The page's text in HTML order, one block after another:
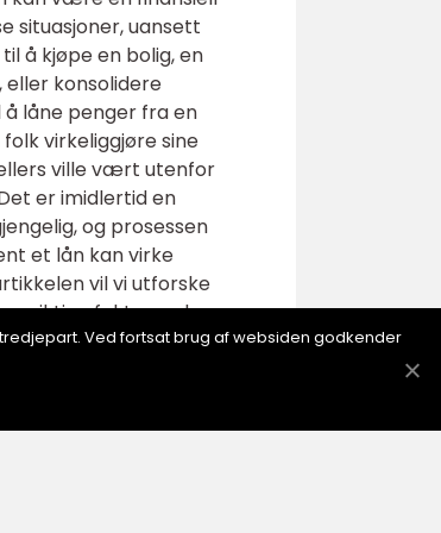
situasjoner, uansett
å kjøpe en bolig, en
eller konsolidere
låne penger fra en
virkeliggjøre sine
ville vært utenfor
er imidlertid en
og prosessen
et lån kan virke
vil vi utforske
viktige faktorer du
en
gebyrer som er
boliglån.
vanligvis
Ved fortsat brug af websiden godkender